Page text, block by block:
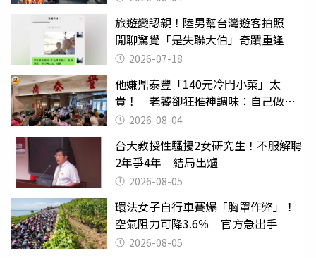
旅遊變認親！陸男幫台灣遊客拍照
閒聊驚覺「是失聯大伯」奇蹟重逢
2026-07-18
他嫌鼎泰豐「140元冷門小菜」太
貴！ 老饕卻狂推神調味：自己做不
出來2026-08-04
台大教授性騷擾2女研究生！不服解聘
2年爭4年 結局出爐
2026-08-05
環法女子自行車賽爆「胸罩作弊」！
空氣阻力可降3.6％ 官方急出手
2026-08-05